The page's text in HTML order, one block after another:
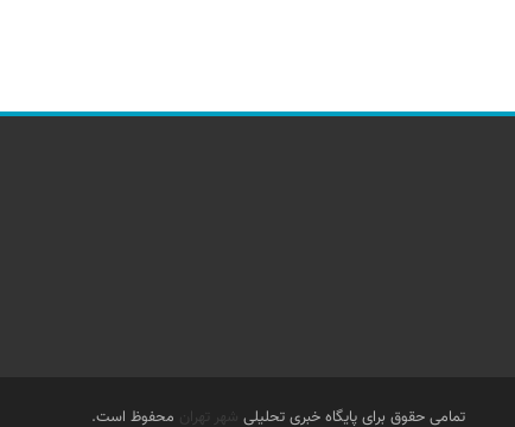
تمامی حقوق برای پایگاه خبری تحلیلی شهر تهران محفوظ است.